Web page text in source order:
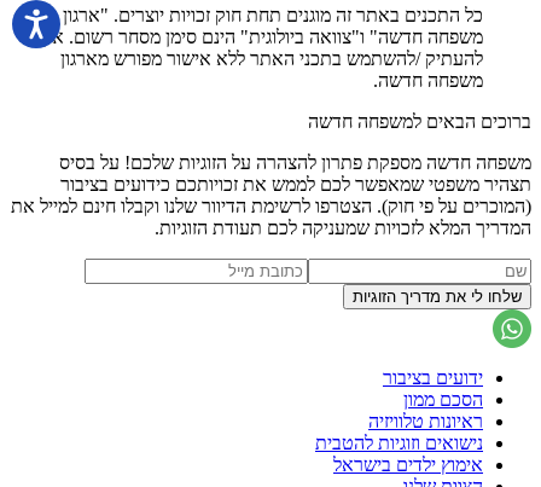
כל התכנים באתר זה מוגנים תחת חוק זכויות יוצרים. "ארגון
משפחה חדשה" ו"צוואה ביולוגית" הינם סימן מסחר רשום. אין
להעתיק /להשתמש בתכני האתר ללא אישור מפורש מארגון
משפחה חדשה.
ברוכים הבאים למשפחה חדשה
משפחה חדשה מספקת פתרון להצהרה על הזוגיות שלכם! על בסיס
תצהיר משפטי שמאפשר לכם לממש את זכויותכם כידועים בציבור
(המוכרים על פי חוק). הצטרפו לרשימת הדיוור שלנו וקבלו חינם למייל את
המדריך המלא לזכויות שמעניקה לכם תעודת הזוגיות.
ידועים בציבור
הסכם ממון
ראיונות טלוויזיה
נישואים וזוגיות להטבית
אימוץ ילדים בישראל